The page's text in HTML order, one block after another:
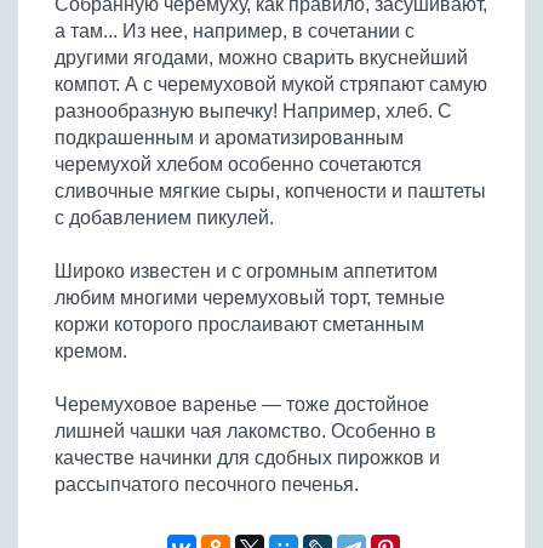
Бобовые
Яйца
Крупы
Собранную черемуху, как правило, засушивают,
а там... Из нее, например, в сочетании с
другими ягодами, можно сварить вкуснейший
компот. А с черемуховой мукой стряпают самую
разнообразную выпечку! Например, хлеб. С
подкрашенным и ароматизированным
черемухой хлебом особенно сочетаются
сливочные мягкие сыры, копчености и паштеты
с добавлением пикулей.
Широко известен и с огромным аппетитом
любим многими черемуховый торт, темные
коржи которого прослаивают сметанным
кремом.
Черемуховое варенье — тоже достойное
лишней чашки чая лакомство. Особенно в
качестве начинки для сдобных пирожков и
рассыпчатого песочного печенья.